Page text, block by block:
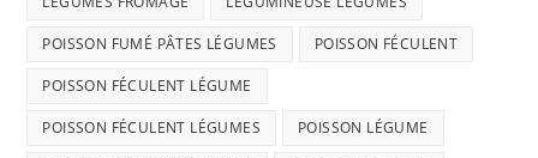
POISSON FUMÉ PÂTES LÉGUMES POISSON FÉCULENT
POISSON FÉCULENT LÉGUME
POISSON FÉCULENT LÉGUMES POISSON LÉGUME